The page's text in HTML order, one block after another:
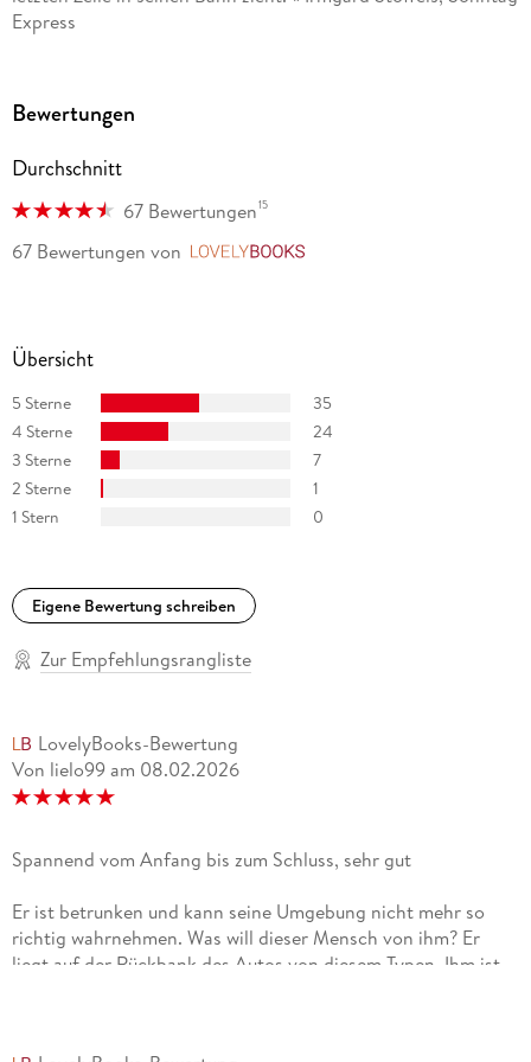
Express
Bewertungen
Durchschnitt
67 Bewertungen15
67 Bewertungen von
Übersicht
5 Sterne
35
4 Sterne
24
3 Sterne
7
2 Sterne
1
1 Stern
0
Eigene Bewertung schreiben
Zur Empfehlungsrangliste
LovelyBooks-Bewertung
Von lielo99 am 08.02.2026
Spannend vom Anfang bis zum Schluss, sehr gut
Er ist betrunken und kann seine Umgebung nicht mehr so
richtig wahrnehmen. Was will dieser Mensch von ihm? Er
liegt auf der Rückbank des Autos von diesem Typen. Ihm ist